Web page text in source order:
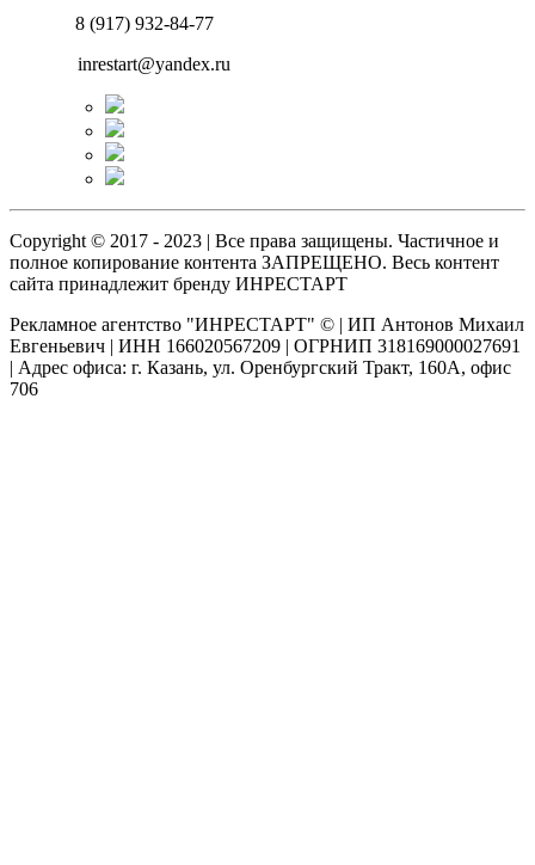
8 (917) 932-84-77
inrestart@yandex.ru
Copyright © 2017 - 2023 | Все права защищены. Частичное и
полное копирование контента ЗАПРЕЩЕНО. Весь контент
сайта принадлежит бренду ИНРЕСТАРТ
Рекламное агентство "ИНРЕСТАРТ" © | ИП Антонов Михаил
Евгеньевич | ИНН 166020567209 | ОГРНИП 318169000027691
| Адрес офиса: г. Казань, ул. Оренбургский Тракт, 160А, офис
706